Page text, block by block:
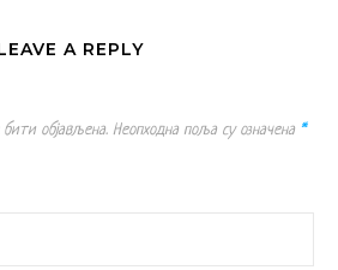
A REPLY
објављена. Неопходна поља су означена *